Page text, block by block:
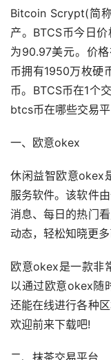
Bitcoin Scrypt(简
产。BTCS币今日
为90.97美元。价
币拥有1950万枚硬
币。BTCS币在1个
btcs币在哪些交易平
一、欧意okex
休闲益智欧意okex
服务软件。该软件
消息、每日的热门
动态，轻松知晓更多
欧意okex是一款非
以通过欧意okex随
还能在线进行各种
欢迎前来下载吧!
二、抹茶交易平台